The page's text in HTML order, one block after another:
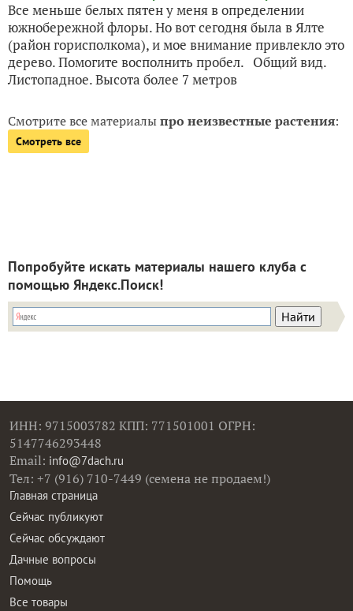
Все меньше белых пятен у меня в определении
южнобережной флоры. Но вот сегодня была в Ялте
(район горисполкома), и мое внимание привлекло это
дерево. Помогите восполнить пробел. Общий вид.
Листопадное. Высота более 7 метров
Смотрите все материалыпро неизвестные растения:
Смотреть все
Попробуйте искать материалы нашего клуба с
помощью Яндекс.Поиск!
ИНН: 9715003782 КПП: 771501001 ОГРН:
5147746293448
Email: info@7dach.ru
Тел: +7 (916) 710-7449 (семена не продаем!)
Главная страница
Сейчас публикуют
Сейчас обсуждают
Дачные вопросы
Помощь
Все товары